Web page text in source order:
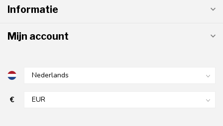
Informatie
Mijn account
€